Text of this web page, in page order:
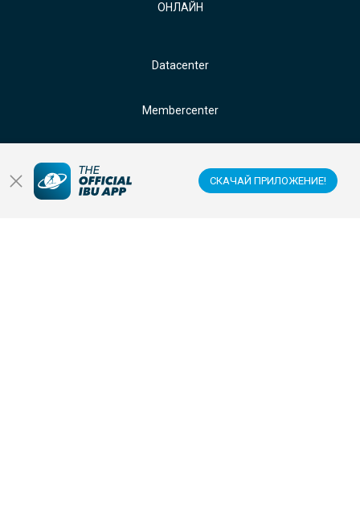
СКАЧАЙ ПРИЛОЖЕНИЕ!
ОНЛАЙН
Datacenter
Membercenter